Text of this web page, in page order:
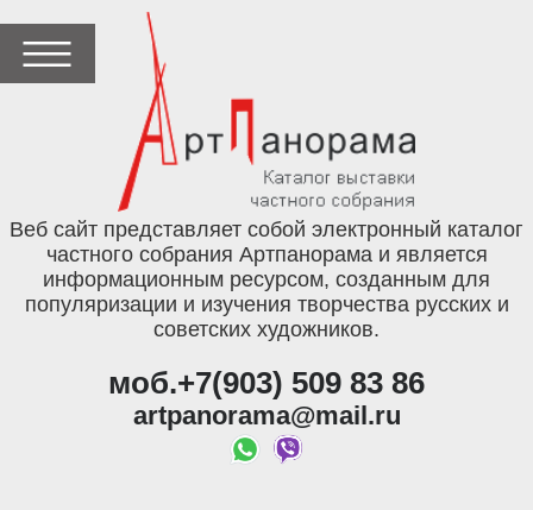
Веб сайт представляет собой электронный каталог
частного собрания Артпанорама и является
информационным ресурсом, созданным для
популяризации и изучения творчества русских и
советских художников.
моб.+7(903) 509 83 86
artpanorama@mail.ru